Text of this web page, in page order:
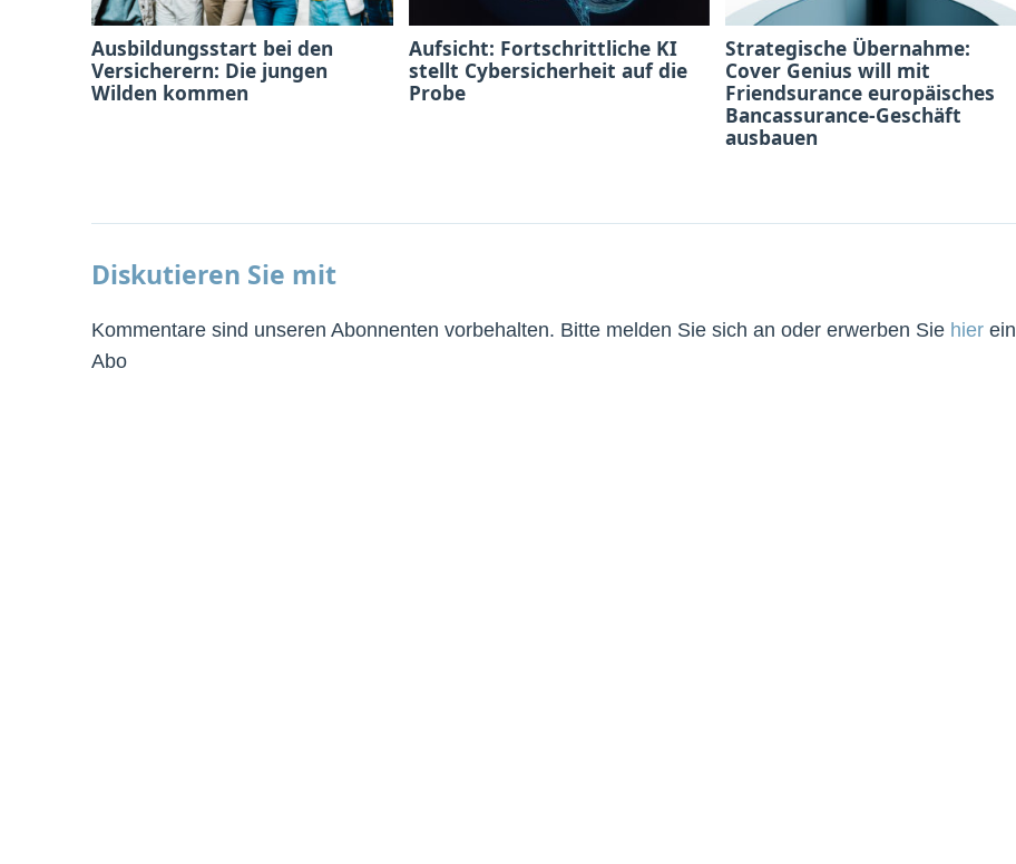
Ausbildungsstart bei den
Versicherern: Die jungen
Wilden kommen
Aufsicht: Fortschrittliche KI
stellt Cybersicherheit auf die
Probe
Strategische Übernahme:
Cover Genius will mit
Friendsurance europäisches
Bancassurance-Geschäft
ausbauen
Diskutieren Sie mit
Kommentare sind unseren Abonnenten vorbehalten. Bitte melden Sie sich an oder erwerben Sie hier ein
Abo